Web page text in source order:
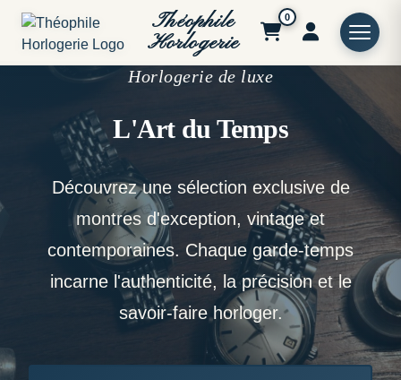
Théophile
Horlogerie
0
Horlogerie de luxe
L'Art du Temps
Découvrez une sélection exclusive de
montres d'exception, vintage et
contemporaines. Chaque garde-temps
incarne l'authenticité, la précision et le
savoir-faire horloger.